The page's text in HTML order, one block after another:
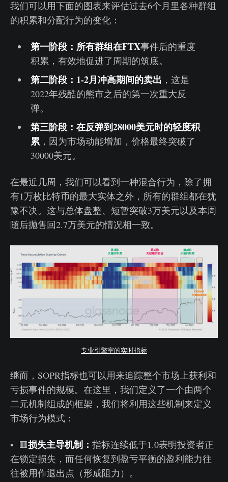
我们可以用下面的图表来评估过去6个月里各种群组
的积累和分配行为的变化：
第一阶段：所有群组在FTX事件后的重度
积累，有效地促进了周期的筑底。
第二阶段：1-2月冲高期间的卖出 ，这是
2022年残酷的熊市之后的第一次重大反
弹。
第三阶段：在反弹到28000美元时的轻度积
累，因为市场动能增加，价格最终突破了
30000美元。
在最近几周，我们可以看到一种混合行为，除了拥
有1万枚比特币的最大实体之外，所有的群组都在犹
豫不决。这与总体盘整、短暂突破3万美元以及本周
随后抛售回2.7万美元的情况相一致。
专业引擎室的实时指标
继而，SOPR指标也可以用来追踪整个市场上获利和
亏损事件的规模。在这里，我们定义了一个由两个
二元机制组成的框架，我们将利用这些机制来定义
市场行为模式：
• 🟥损失主导机制： 指标连续低于1.0表明投资者正
在锁定损失，而任何恢复到盈亏平衡的盈利能力往
往被用作退出点（形成阻力）。